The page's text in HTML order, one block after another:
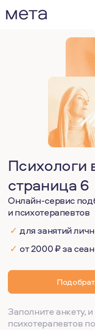
Психологи
страница 6
Онлайн-сервис
и психотерапевтов
✓ для занятий
✓ от 2000 ₽ за
Заполните анкету,
психотерапевтов